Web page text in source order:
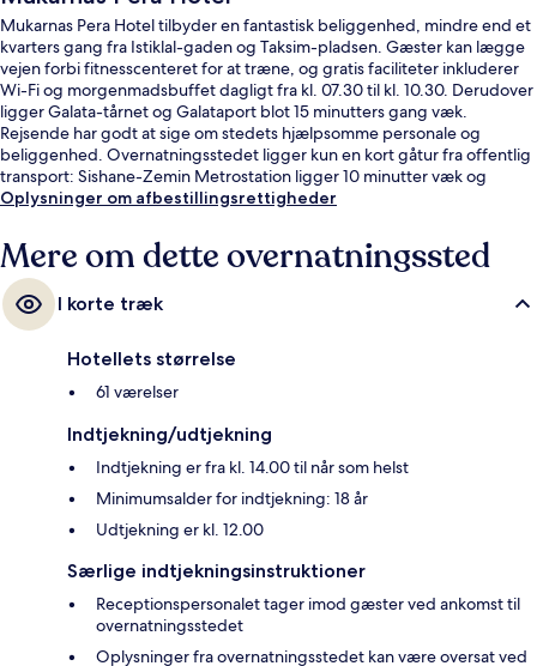
Mukarnas Pera Hotel tilbyder en fantastisk beliggenhed, mindre end et
kvarters gang fra Istiklal-gaden og Taksim-pladsen. Gæster kan lægge
vejen forbi fitnesscenteret for at træne, og gratis faciliteter inkluderer
Wi-Fi og morgenmadsbuffet dagligt fra kl. 07.30 til kl. 10.30. Derudover
ligger Galata-tårnet og Galataport blot 15 minutters gang væk.
Rejsende har godt at sige om stedets hjælpsomme personale og
beliggenhed. Overnatningsstedet ligger kun en kort gåtur fra offentlig
transport: Sishane-Zemin Metrostation ligger 10 minutter væk og
Taksim Metrostation ligger 11 minutter derfra.
Oplysninger om afbestillingsrettigheder
Mere om dette overnatningssted
I korte træk
Hotellets størrelse
61 værelser
Indtjekning/udtjekning
Indtjekning er fra kl. 14.00 til når som helst
Minimumsalder for indtjekning: 18 år
Udtjekning er kl. 12.00
Særlige indtjekningsinstruktioner
Receptionspersonalet tager imod gæster ved ankomst til
overnatningsstedet
Oplysninger fra overnatningsstedet kan være oversat ved